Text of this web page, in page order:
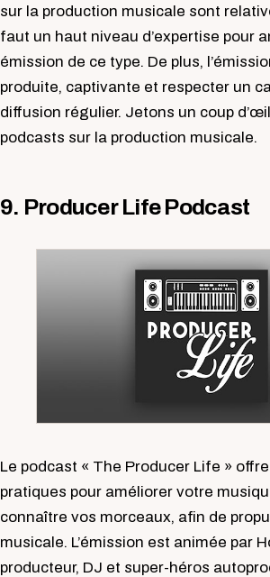
sur la production musicale sont
faut un haut niveau d’expertise pour
émission de ce type. De plus,
produite, captivante et respecter un
diffusion régulier. Jetons un coup
podcasts sur la production musicale.
9. Producer Life Podcast
Le podcast « The Producer Life »
pratiques pour améliorer votre
connaître vos morceaux, afin de
musicale. L’émission est animée par
producteur, DJ et super-héros